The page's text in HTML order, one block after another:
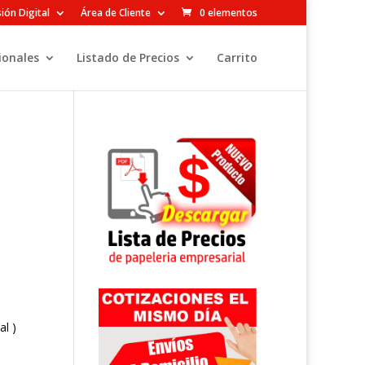
Digital Área de Cliente 0 elementos
Listado de Precios Carrito
)